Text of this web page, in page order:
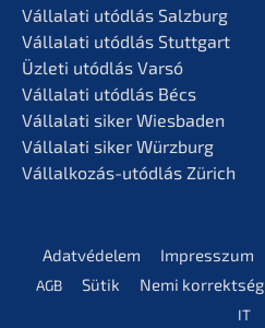
Vállala­ti utódlás Salzburg
Vállala­ti utódlás Stuttgart
Üzleti utódlás Varsó
Vállala­ti utódlás Bécs
Vállala­ti siker Wiesbaden
Vállala­ti siker Würzburg
Vállal­ko­zás-utódlás Zürich
Adatvé­de­lem Impress­z­um
AGB Sütik Nemi korrekt­ség
IT